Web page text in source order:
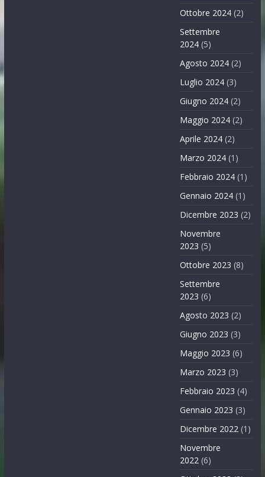
Ottobre 2024 (2)
Settembre
2024 (5)
Agosto 2024 (2)
Luglio 2024 (3)
Giugno 2024 (2)
Maggio 2024 (2)
Aprile 2024 (2)
Marzo 2024 (1)
Febbraio 2024 (1)
Gennaio 2024 (1)
Dicembre 2023 (2)
Novembre
2023 (5)
Ottobre 2023 (8)
Settembre
2023 (6)
Agosto 2023 (2)
Giugno 2023 (3)
Maggio 2023 (6)
Marzo 2023 (3)
Febbraio 2023 (4)
Gennaio 2023 (3)
Dicembre 2022 (1)
Novembre
2022 (6)